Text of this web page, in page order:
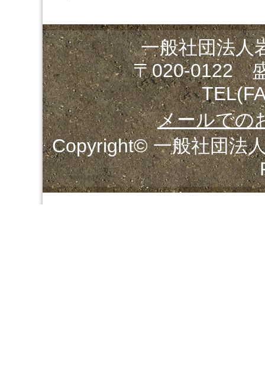
一般社団法人
〒020-0122
メールでの
Copyright© 一般社団法